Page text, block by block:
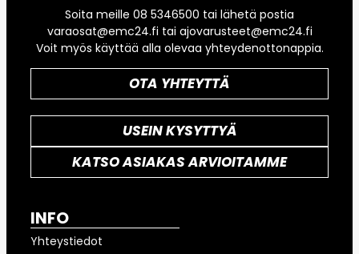
Soita meille 08 5346500 tai lähetä postia
varaosat@emc24.fi tai ajovarusteet@emc24.fi
Voit myös käyttää alla olevaa yhteydenottonappia.
OTA YHTEYTTÄ
USEIN KYSYTTYÄ
KATSO ASIAKAS ARVIOITAMME
INFO
Yhteystiedot